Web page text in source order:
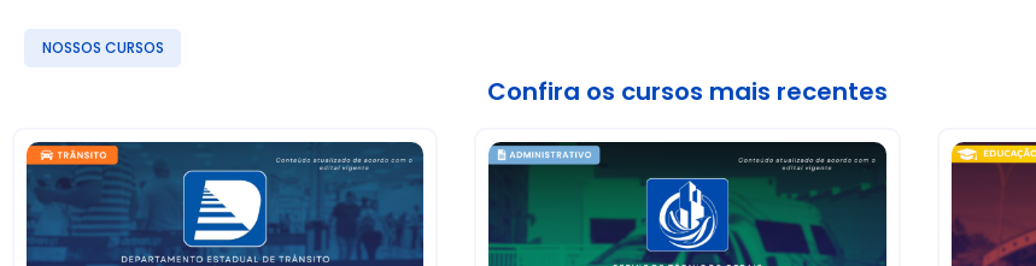
NOSSOS CURSOS
Confira os cursos mais recentes